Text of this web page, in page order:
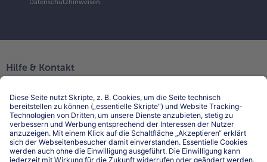
Datenschutzhinweisen.
Hilfe & Kontakt
Kontakt
FAQ
Service